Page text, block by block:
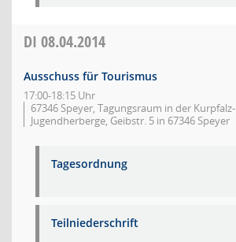
DI 08.04.2014
Ausschuss für Tourismus
17:00-18:15 Uhr
67346 Speyer, Tagungsraum in der Kurpfalz-
Jugendherberge, Geibstr. 5 in 67346 Speyer
Tagesordnung
Teilniederschrift